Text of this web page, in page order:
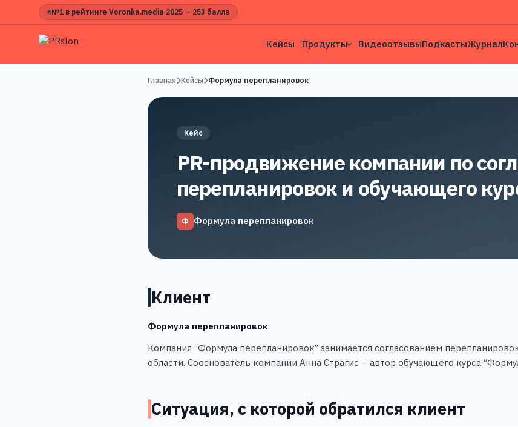
⭐№1 в рейтинге Voronka.media 2025 — 253 балла
Кейсы Продукты ВидеоотзывыПодкастыЖурнал
Главная Кейсы Формула перепланировок
Кейс
PR-продвижение компании по
перепланировок и обучающего
Ф Формула перепланировок
Клиент
Формула перепланировок
Компания “Формула перепланировок” занимается согласованием
области. Сооснователь компании Анна Страгис – автор обучающего курса
Ситуация, с которой обратился клиент